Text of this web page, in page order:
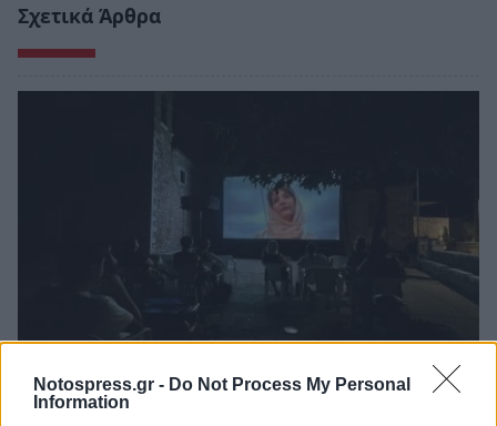
Notospress.gr - Do Not Process My Personal
Information
Σχετικά Άρθρα
Δυτική Μάνη: Συνεχίζονται οι